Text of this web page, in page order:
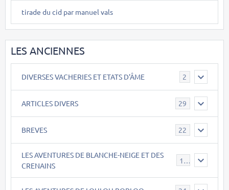
tirade du cid par manuel vals
LES ANCIENNES
DIVERSES VACHERIES ET ETATS D'ÂME 2
ARTICLES DIVERS 29
BREVES 22
LES AVENTURES DE BLANCHE-NEIGE ET DES
CRENAINS
17